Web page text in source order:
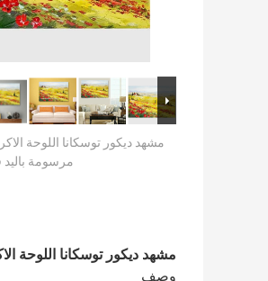
مشهد ديكور توسكانا اللوحة
مرسومة
مشهد ديكور توسكانا اللوحة
وصف